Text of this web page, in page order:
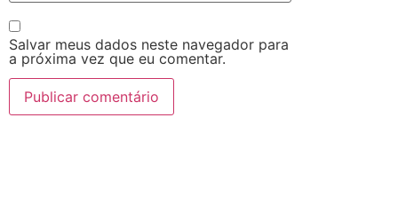
Salvar meus dados neste navegador para
a próxima vez que eu comentar.